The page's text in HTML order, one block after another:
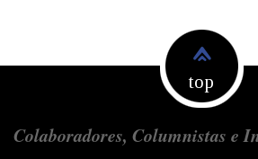
top
Colaboradores, Columnistas e